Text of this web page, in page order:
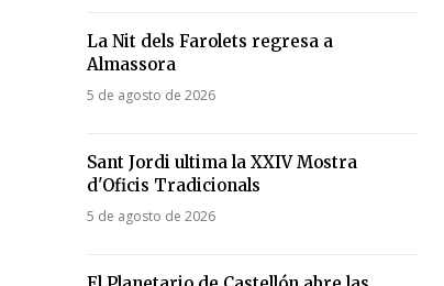
La Nit dels Farolets regresa a
Almassora
5 de agosto de 2026
Sant Jordi ultima la XXIV Mostra
d'Oficis Tradicionals
5 de agosto de 2026